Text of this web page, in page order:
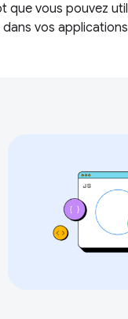
que vous pouvez
vos